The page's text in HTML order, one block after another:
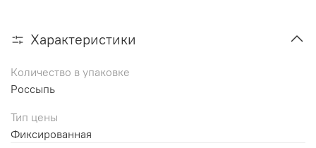
Характеристики
Количество в упаковке
Россыпь
Тип цены
Фиксированная